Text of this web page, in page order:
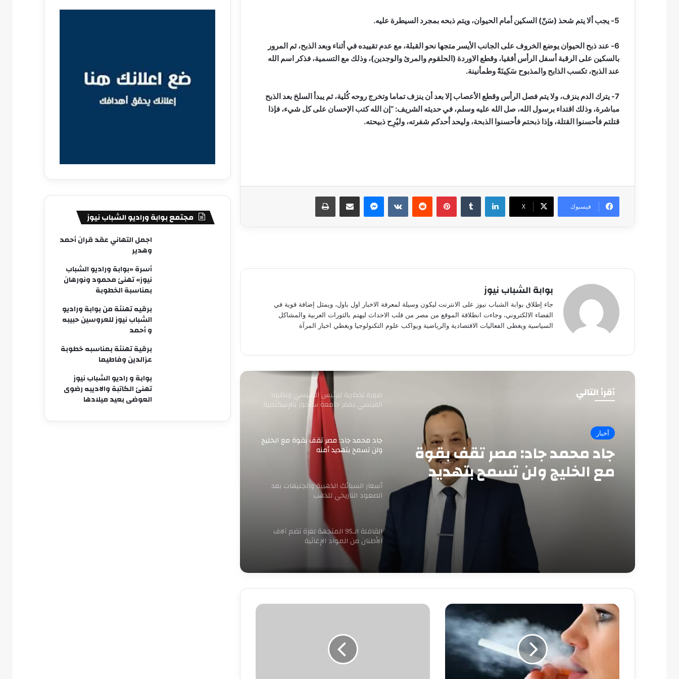
5- يجب ألا يتم شحذ (سَنّ) السكين أمام الحيوان، ويتم ذبحه بمجرد السيطرة عليه.
6- عند ذبح الحيوان يوضع الخروف على الجانب الأيسر متجها نحو القبلة، مع عدم تقييده في أثناء وبعد الذبح، ثم المرور
بالسكين على الرقبة أسفل الرأس أفقيا، وقطع الاوردة (الحلقوم والمرئ والوجدين)، وذلك مع التسمية، فذكر اسم الله
عند الذبح، تكسب الذابح والمذبوح سَكِينَةً وطمأنينة.
7- يترك الدم ينزف، ولا يتم فصل الرأس وقطع الأعصاب إلا بعد أن ينزف تماما وتخرج روحه كُلية، ثم يبدأ السلخ بعد الذبح
مباشرة، وذلك اقتداء برسول الله، صل الله عليه وسلم، في حديثه الشريف: “إن الله كتب الإحسان على كل شيء، فإذا
قتلتم فأحسنوا القتلة، وإذا ذبحتم فأحسنوا الذبحة، وليحد أحدكم شفرته، وليُرِح ذبيحته.
فيسبوك ‫X
لينكدإن بينتيريست ماسنجر مشاركة عبر البريد طباعة
بوابة الشباب نيوز
جاء إطلاق بوابة الشباب نيوز على الانترنت ليكون وسيلة لمعرفة الاخبار اول باول، ويمثل إضافة قوية في
الفضاء الالكتروني، وجاءت انطلاقة الموقع من مصر من قلب الاحداث ليهتم بالثورات العربية والمشاكل
السياسية ويغطى الفعاليات الاقتصادية والرياضية ويواكب علوم التكنولوجيا ويغطي اخبار المرآة
أقرأ التالي
أخبار
جاد محمد جاد: مصر تقف بقوة
مع الخليج ولن تسمح بتهديد
أمنه
الحكومة تبحث وضع حلول جذرية
للمشكلات المالية لـ”ماسبيرو” والصحف
القومية
الطاقة والبترول والبتروكيماويات مع نظيره
مصطفى مدبولي يستعرض مقترحات تطوير
المنطقة المحيطة بالقلعة ومنطقة الزبالين
بالقاهرة
بالعمل المشترك من أجل مصلحة البلد
صورة تذكارية للرئيس السيسي ونظيره
الفرنسي بمقر جامعة سنجور بالإسكندرية
جاد محمد جاد: مصر تقف بقوة مع الخليج
ولن تسمح بتهديد أمنه
أسعار السبائك الذهبية والجنيهات بعد
الصعود التاريخي للذهب
القافلة الـ95 المتجهة لغزة تضم آلاف
الأطنان من المواد الإغاثية
الكهرباء تنفي زيادة الأسعار وتغيير
العدادات: كل ما يُتداول غير صحيح
الثانية من انتخابات مجلس النواب 2025
الحكومة تبحث وضع حلول جذرية
الحل
«الوطنية
مجتمع بوابة وراديو الشباب نيوز
اجمل التهاني عقد قران أحمد
وهدير
أسرة «بوابة وراديو الشباب
نيوز» تهنئ محمود ونورهان
بمناسبة الخطوبة
برقيه تهنئة من بوابة وراديو
الشباب نيوز للعروسين حبيبه
و أحمد
برقية تهنئة بمناسبه خطوبة
عزالدين وفاطيما
بوابة و راديو الشباب نيوز
تهنئ الكاتبة والاديبه رضوى
العوضى بعيد ميلادها